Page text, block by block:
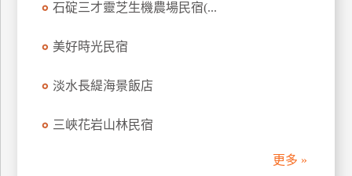
石碇三才靈芝生機農場民宿(...
美好時光民宿
淡水長緹海景飯店
三峽花岩山林民宿
更多 »